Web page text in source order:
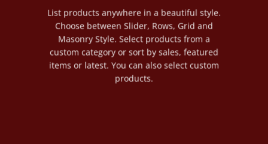
List products anywhere in a beautiful style.
Choose between Slider, Rows, Grid and
Masonry Style. Select products from a
custom category or sort by sales, featured
items or latest. You can also select custom
products.